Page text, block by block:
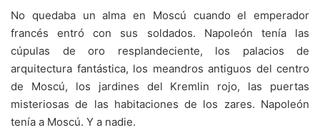
No quedaba un alma en Moscú cuando el emperador
francés entró con sus soldados. Napoleón tenía las
cúpulas de oro resplandeciente, los palacios de
arquitectura fantástica, los meandros antiguos del centro
de Moscú, los jardines del Kremlin rojo, las puertas
misteriosas de las habitaciones de los zares. Napoleón
tenía a Moscú. Y a nadie.